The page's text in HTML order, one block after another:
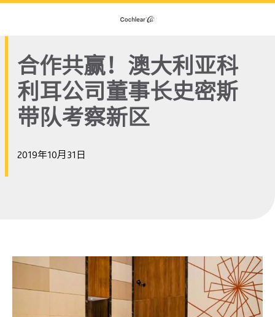
合作共赢！澳大利亚科
利耳公司董事长史密斯
带队考察新区
2019年10月31日